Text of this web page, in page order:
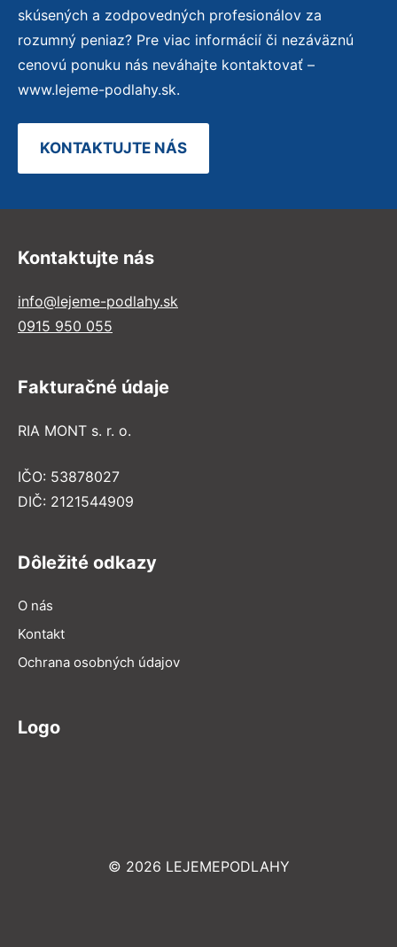
skúsených a zodpovedných profesionálov za
rozumný peniaz? Pre viac informácií či nezáväznú
cenovú ponuku nás neváhajte kontaktovať –
www.lejeme-podlahy.sk.
KONTAKTUJTE NÁS
Kontaktujte nás
info@lejeme-podlahy.sk
0915 950 055
Fakturačné údaje
RIA MONT s. r. o.
IČO: 53878027
DIČ: 2121544909
Dôležité odkazy
O nás
Kontakt
Ochrana osobných údajov
Logo
© 2026 LEJEMEPODLAHY